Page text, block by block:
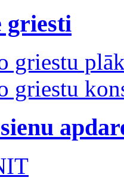
griesti
griestu
griestu